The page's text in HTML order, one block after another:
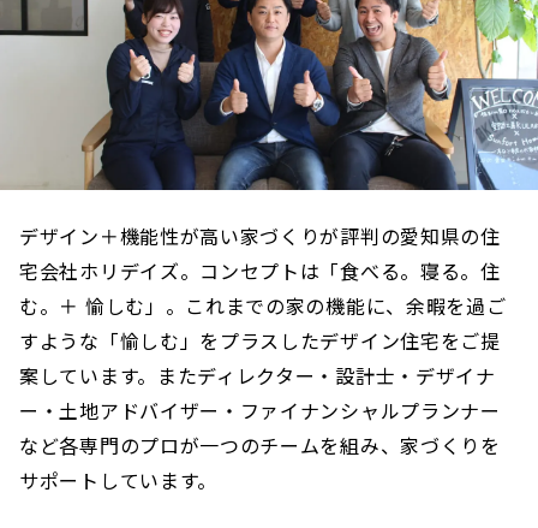
デザイン＋機能性が高い家づくりが評判の愛知県の住
宅会社ホリデイズ。コンセプトは「食べる。寝る。住
む。＋ 愉しむ」。これまでの家の機能に、余暇を過ご
すような「愉しむ」をプラスしたデザイン住宅をご提
案しています。またディレクター・設計士・デザイナ
ー・土地アドバイザー・ファイナンシャルプランナー
など各専門のプロが一つのチームを組み、家づくりを
サポートしています。